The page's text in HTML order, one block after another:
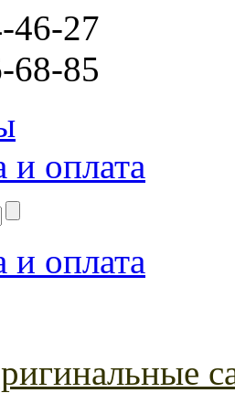
46-27
68-85
и оплата
и оплата